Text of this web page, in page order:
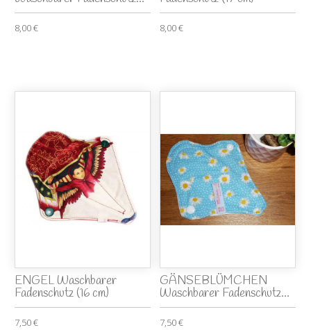
8,00 € 8,00 €
ENGEL Waschbarer
Fadenschutz (16 cm)
7,50 €
GÄNSEBLÜMCHEN
Waschbarer Fadenschutz...
7,50 €